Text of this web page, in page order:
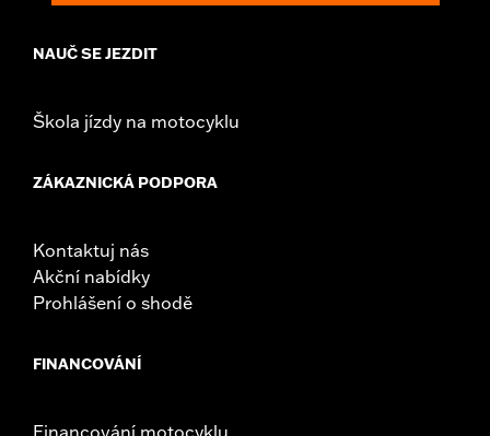
NAUČ SE JEZDIT
Škola jízdy na motocyklu
ZÁKAZNICKÁ PODPORA
Kontaktuj nás
Akční nabídky
Prohlášení o shodě
FINANCOVÁNÍ